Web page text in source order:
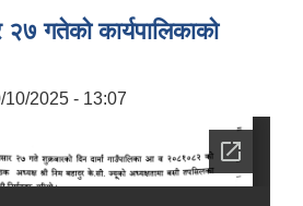
गतेको कार्यपालिकाको
10/2025 - 13:07